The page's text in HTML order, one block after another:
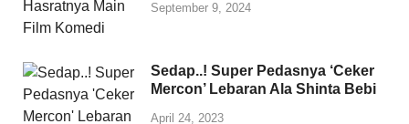
September 9, 2024
Sedap..! Super Pedasnya ‘Ceker
Mercon’ Lebaran Ala Shinta Bebi
April 24, 2023